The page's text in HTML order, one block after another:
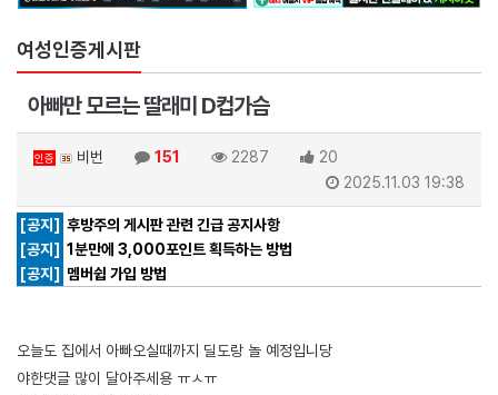
여성인증게시판
아빠만 모르는 딸래미 D컵가슴
인증 비번 151 2287
20
2025.11.03 19:38
[공지] 후방주의 게시판 관련 긴급 공지사항
[공지] 1분만에 3,000포인트 획득하는 방법
[공지]
멤버쉽 가입 방법
오늘도 집에서 아빠오실때까지 딜도랑 놀 예정입니당
야한댓글 많이 달아주세용 ㅠㅅㅠ